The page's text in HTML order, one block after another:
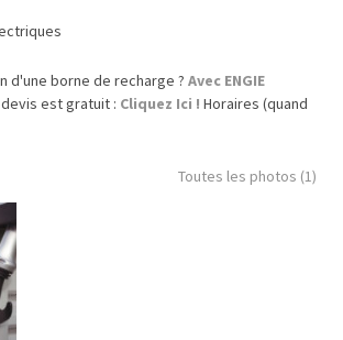
d'une borne de recharge ? Avec ENGIE
est gratuit : Cliquez Ici ! Horaires (quand
Toutes les photos (1)